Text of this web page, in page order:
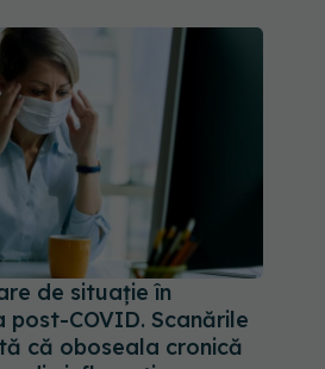
de situație în
post-COVID. Scanările
că oboseala cronică